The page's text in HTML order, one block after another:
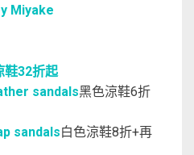
Miyake
鞋32折起
sandals黑色涼鞋6折
sandals白色涼鞋8折+再